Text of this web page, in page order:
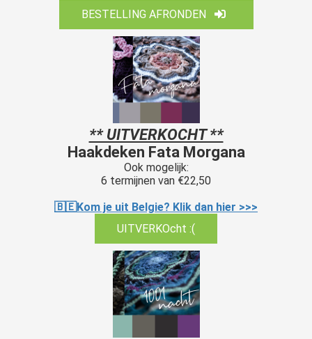
BESTELLING AFRONDEN
** UITVERKOCHT **
Haakdeken Fata Morgana
Ook mogelijk:
6 termijnen van €22,50
🇧🇪Kom je uit Belgie? Klik dan hier >>>
UITVERKOcht :(